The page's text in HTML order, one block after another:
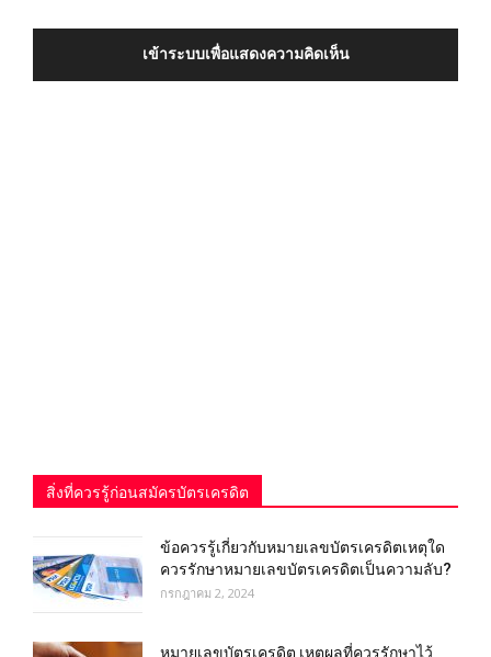
เข้าระบบเพื่อแสดงความคิดเห็น
สิ่งที่ควรรู้ก่อนสมัครบัตรเครดิต
ข้อควรรู้เกี่ยวกับหมายเลขบัตรเครดิตเหตุใด
ควรรักษาหมายเลขบัตรเครดิตเป็นความลับ?
กรกฎาคม 2, 2024
หมายเลขบัตรเครดิต เหตุผลที่ควรรักษาไว้